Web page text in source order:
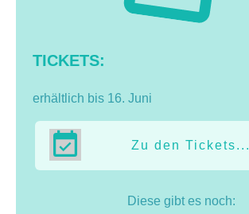
TICKETS:
erhältlich bis 16. Juni
Zu den Tickets...
Diese gibt es noch: